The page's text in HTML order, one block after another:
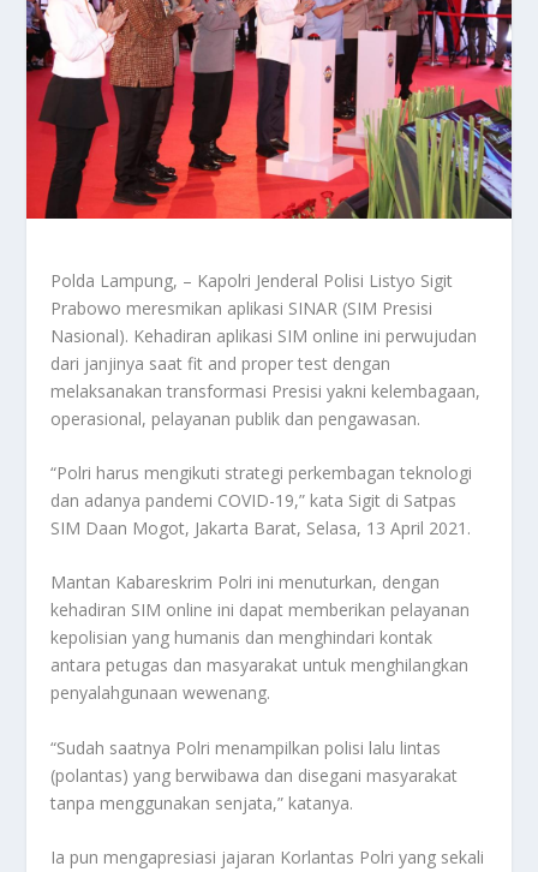
Polda Lampung, – Kapolri Jenderal Polisi Listyo Sigit
Prabowo meresmikan aplikasi SINAR (SIM Presisi
Nasional). Kehadiran aplikasi SIM online ini perwujudan
dari janjinya saat fit and proper test dengan
melaksanakan transformasi Presisi yakni kelembagaan,
operasional, pelayanan publik dan pengawasan.
“Polri harus mengikuti strategi perkembagan teknologi
dan adanya pandemi COVID-19,” kata Sigit di Satpas
SIM Daan Mogot, Jakarta Barat, Selasa, 13 April 2021.
Mantan Kabareskrim Polri ini menuturkan, dengan
kehadiran SIM online ini dapat memberikan pelayanan
kepolisian yang humanis dan menghindari kontak
antara petugas dan masyarakat untuk menghilangkan
penyalahgunaan wewenang.
“Sudah saatnya Polri menampilkan polisi lalu lintas
(polantas) yang berwibawa dan disegani masyarakat
tanpa menggunakan senjata,” katanya.
Ia pun mengapresiasi jajaran Korlantas Polri yang sekali